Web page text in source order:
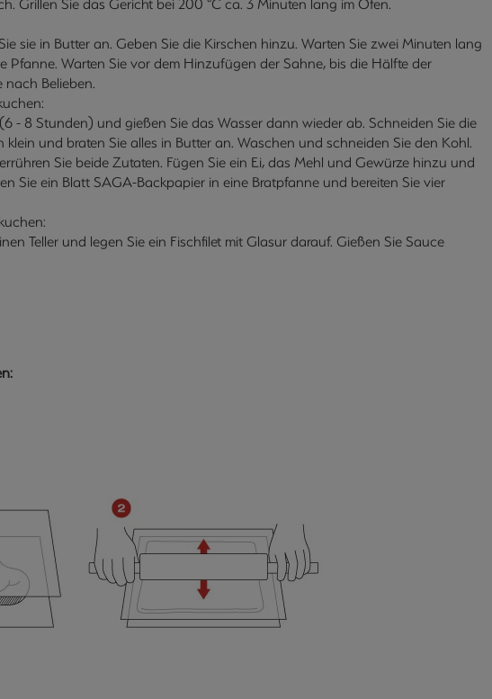
Grillen Sie das Gericht bei 200 °C ca. 3 Minuten lang im Ofen.
sie in Butter an. Geben Sie die Kirschen hinzu. Warten Sie zwei Minuten lang
Pfanne. Warten Sie vor dem Hinzufügen der Sahne, bis die Hälfte der
nach Belieben.
- 8 Stunden) und gießen Sie das Wasser dann wieder ab. Schneiden Sie die
klein und braten Sie alles in Butter an. Waschen und schneiden Sie den Kohl.
Sie beide Zutaten. Fügen Sie ein Ei, das Mehl und Gewürze hinzu und
Sie ein Blatt SAGA-Backpapier in eine Bratpfanne und bereiten Sie vier
Teller und legen Sie ein Fischfilet mit Glasur darauf. Gießen Sie Sauce